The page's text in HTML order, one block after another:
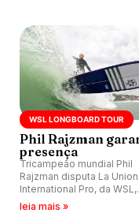
WSL LONGBOARD TOUR
Phil Rajzman
presença
Tricampeão mundial Phil
Rajzman disputa La Union
International Pro, da WSL,
primeira etapa
leia mais »